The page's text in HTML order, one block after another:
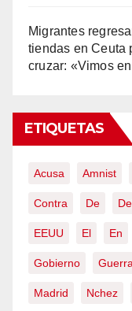
Migrantes
tiendas en Ceuta
cruzar: «Vimos
ETIQUETAS
Acusa Amnist
Contra De
EEUU El En
Gobierno
Madrid Nchez